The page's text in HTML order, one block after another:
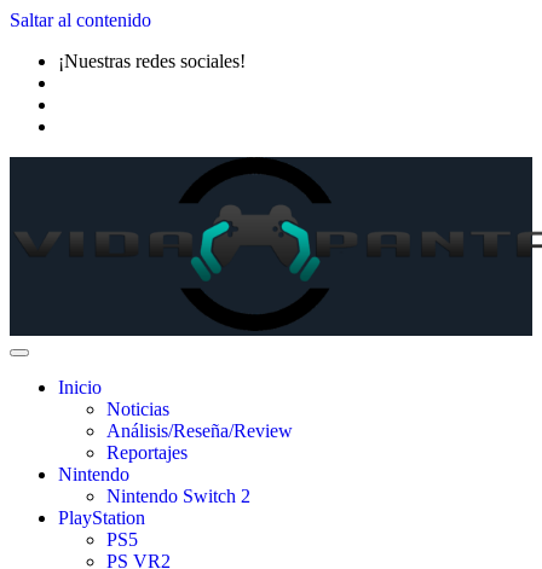
Saltar al contenido
¡Nuestras redes sociales!
Inicio
Noticias
Análisis/Reseña/Review
Reportajes
Nintendo
Nintendo Switch 2
PlayStation
PS5
PS VR2